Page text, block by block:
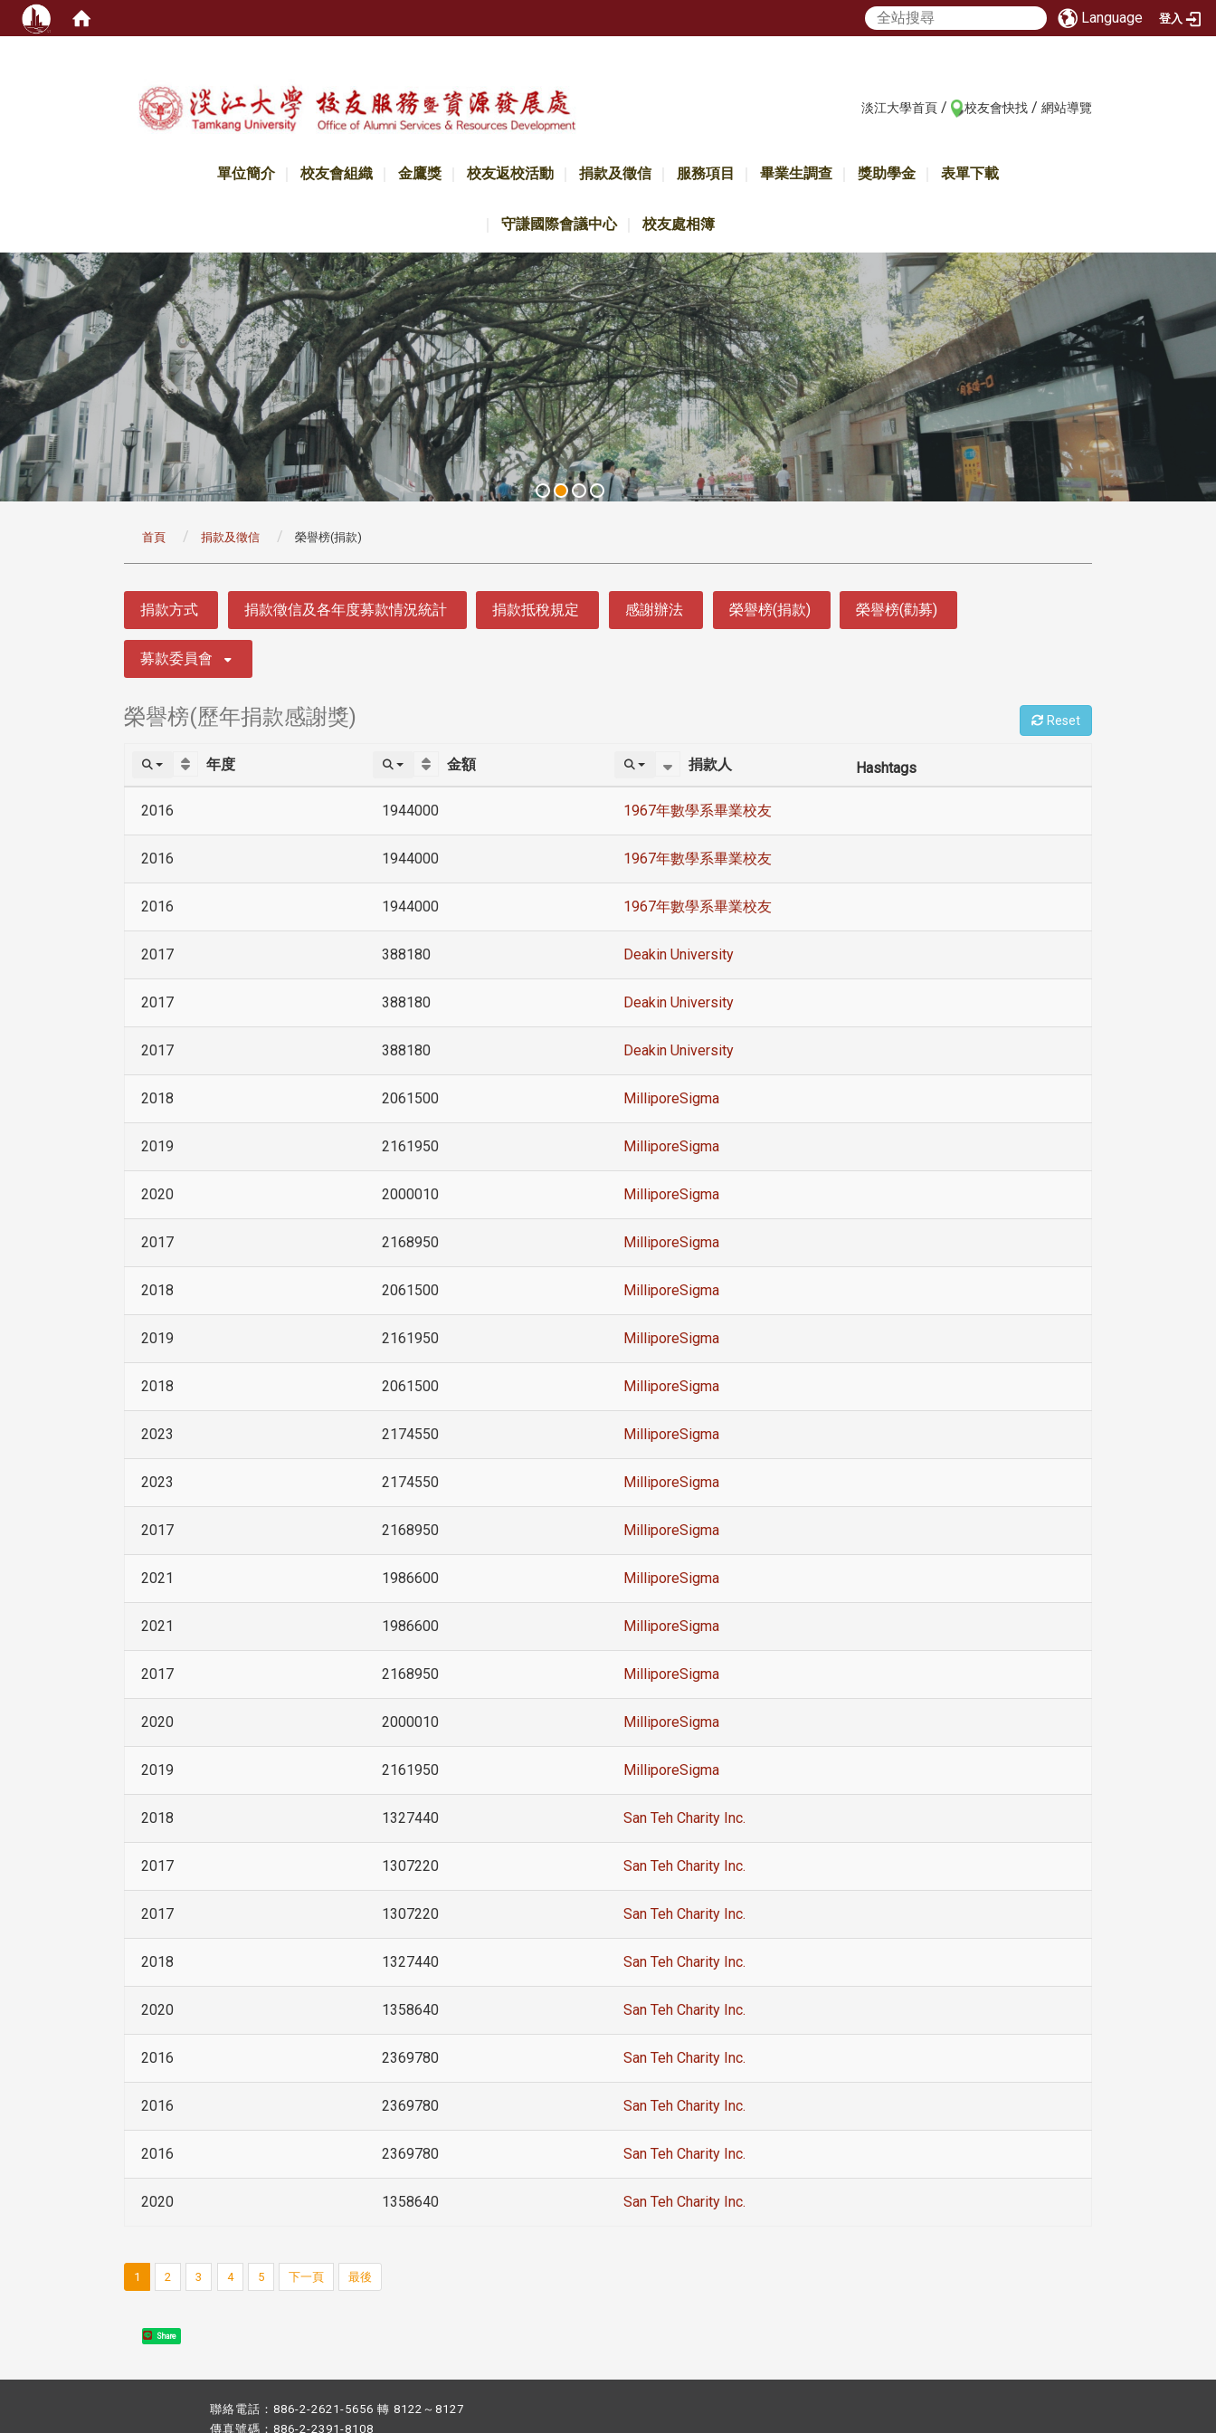
Language 登入
淡江大學首頁 / 校友會快找 / 網站導覽
單位簡介 校友會組織 金鷹獎 校友返校活動 捐款及徵信 服務項目 畢業生調查 獎助學金 表單下載
守謙國際會議中心 校友處相簿
首頁 捐款及徵信 榮譽榜(捐款)
捐款方式 捐款徵信及各年度募款情況統計 捐款抵稅規定 感謝辦法 榮譽榜(捐款) 榮譽榜(勸募)
募款委員會
榮譽榜(歷年捐款感謝獎) Reset
年度 金額 捐款人 Hashtags
2016 1944000 1967年數學系畢業校友
2016 1944000 1967年數學系畢業校友
2016 1944000 1967年數學系畢業校友
2017 388180 Deakin University
2017 388180 Deakin University
2017 388180 Deakin University
2018 2061500 MilliporeSigma
2019 2161950 MilliporeSigma
2020 2000010 MilliporeSigma
2017 2168950 MilliporeSigma
2018 2061500 MilliporeSigma
2019 2161950 MilliporeSigma
2018 2061500 MilliporeSigma
2023 2174550 MilliporeSigma
2023 2174550 MilliporeSigma
2017 2168950 MilliporeSigma
2021 1986600 MilliporeSigma
2021 1986600 MilliporeSigma
2017 2168950 MilliporeSigma
2020 2000010 MilliporeSigma
2019 2161950 MilliporeSigma
2018 1327440 San Teh Charity Inc.
2017 1307220 San Teh Charity Inc.
2017 1307220 San Teh Charity Inc.
2018 1327440 San Teh Charity Inc.
2020 1358640 San Teh Charity Inc.
2016 2369780 San Teh Charity Inc.
2016 2369780 San Teh Charity Inc.
2016 2369780 San Teh Charity Inc.
2020 1358640 San Teh Charity Inc.
1 2 3 4 5 下一頁 最後
Share
聯絡電話：886-2-2621-5656 轉 8122～8127
傳真號碼：886-2-2391-8108